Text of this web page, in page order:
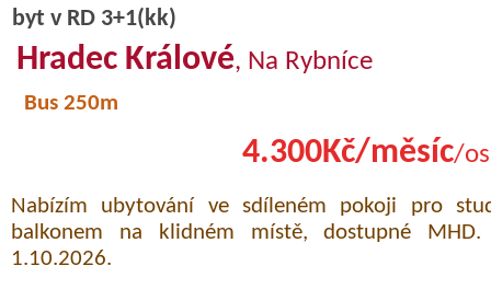
byt v RD 3+1(kk)
Hradec Králové, Na Rybníce
Bus 250m
4.300Kč/měsíc/
Nabízím ubytování ve sdíleném pokoji pro
balkonem na klidném místě, dostupné
1.10.2026.